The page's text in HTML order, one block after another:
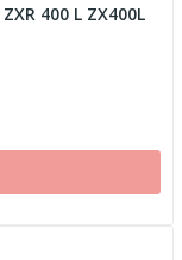
400 L ZX400L